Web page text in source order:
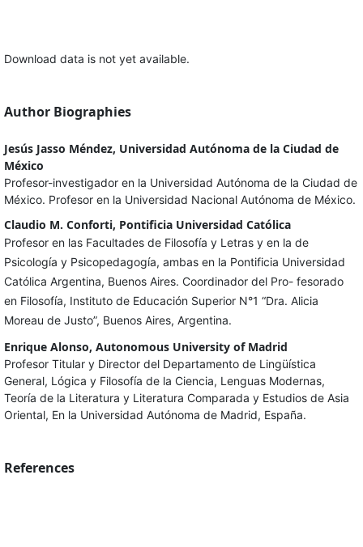
Download data is not yet available.
Author Biographies
Jesús Jasso Méndez, Universidad Autónoma de la Ciudad de
México
Profesor-investigador en la Universidad Autónoma de la Ciudad de
México. Profesor en la Universidad Nacional Autónoma de México.
Claudio M. Conforti, Pontificia Universidad Católica
Profesor en las Facultades de Filosofía y Letras y en la de
Psicología y Psicopedagogía, ambas en la Pontificia Universidad
Católica Argentina, Buenos Aires. Coordinador del Pro- fesorado
en Filosofía, Instituto de Educación Superior N°1 “Dra. Alicia
Moreau de Justo”, Buenos Aires, Argentina.
Enrique Alonso, Autonomous University of Madrid
Profesor Titular y Director del Departamento de Lingüística
General, Lógica y Filosofía de la Ciencia, Lenguas Modernas,
Teoría de la Literatura y Literatura Comparada y Estudios de Asia
Oriental, En la Universidad Autónoma de Madrid, España.
References